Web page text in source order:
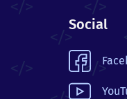
Social